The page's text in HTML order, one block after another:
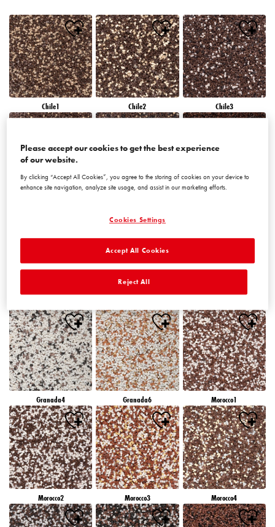
Chile1 Chile2 Chile3
Granada4 Granada6 Morocco1
Morocco2 Morocco3 Morocco4
Please accept our cookies to get the best experience
of our website.
By clicking “Accept All Cookies”, you agree to the storing of cookies on your device to
enhance site navigation, analyze site usage, and assist in our marketing efforts.
Cookies Settings
Reject All
Accept All Cookies